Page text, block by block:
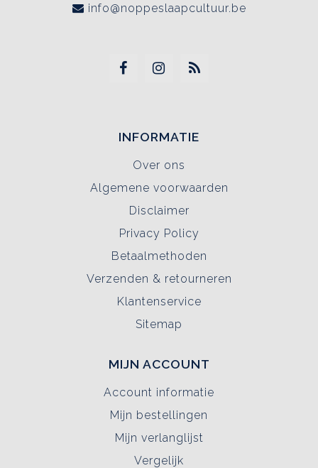
info@noppeslaapcultuur.be
INFORMATIE
Over ons
Algemene voorwaarden
Disclaimer
Privacy Policy
Betaalmethoden
Verzenden & retourneren
Klantenservice
Sitemap
MIJN ACCOUNT
Account informatie
Mijn bestellingen
Mijn verlanglijst
Vergelijk